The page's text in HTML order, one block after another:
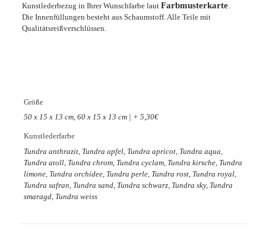
Kunstlederbezug in Ihrer Wunschfarbe laut Farbmusterkarte.
Die Innenfüllungen besteht aus Schaumstoff. Alle Teile mit
Qualitätsreißverschlüssen.
Größe
50 x 15 x 13 cm, 60 x 15 x 13 cm | + 5,30€
Kunstlederfarbe
Tundra anthrazit, Tundra apfel, Tundra apricot, Tundra aqua,
Tundra atoll, Tundra chrom, Tundra cyclam, Tundra kirsche, Tundra
limone, Tundra orchidee, Tundra perle, Tundra rost, Tundra royal,
Tundra safran, Tundra sand, Tundra schwarz, Tundra sky, Tundra
smaragd, Tundra weiss